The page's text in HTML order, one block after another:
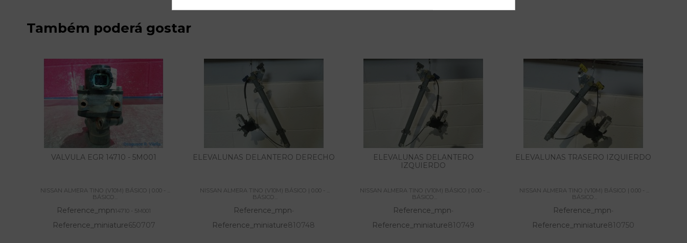
Também poderá gostar
VALVULA EGR 14710 - 5M001
NISSAN ALMERA TINO (V10M) BÁSICO | 0.00 - ...
BÁSICO...
Reference_mpn14710 - 5M001
Reference_miniature650707
ELEVALUNAS DELANTERO DERECHO
NISSAN ALMERA TINO (V10M) BÁSICO | 0.00 - ...
BÁSICO...
Reference_mpn-
Reference_miniature810748
ELEVALUNAS DELANTERO
IZQUIERDO
NISSAN ALMERA TINO (V10M) BÁSICO | 0.00 - ...
BÁSICO...
Reference_mpn-
Reference_miniature810749
ELEVALUNAS TRASERO IZQUIERDO
NISSAN ALMERA TINO (V10M) BÁSICO | 0.00 - ...
BÁSICO...
Reference_mpn-
Reference_miniature810750